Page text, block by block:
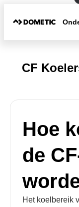
CF
Hoe
de
Het koelbereik